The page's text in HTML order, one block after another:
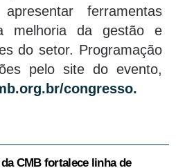
ferramentas
melhoria da gestão e
do setor. Programação
pelo site do evento,
congresso.
CMB fortalece linha de